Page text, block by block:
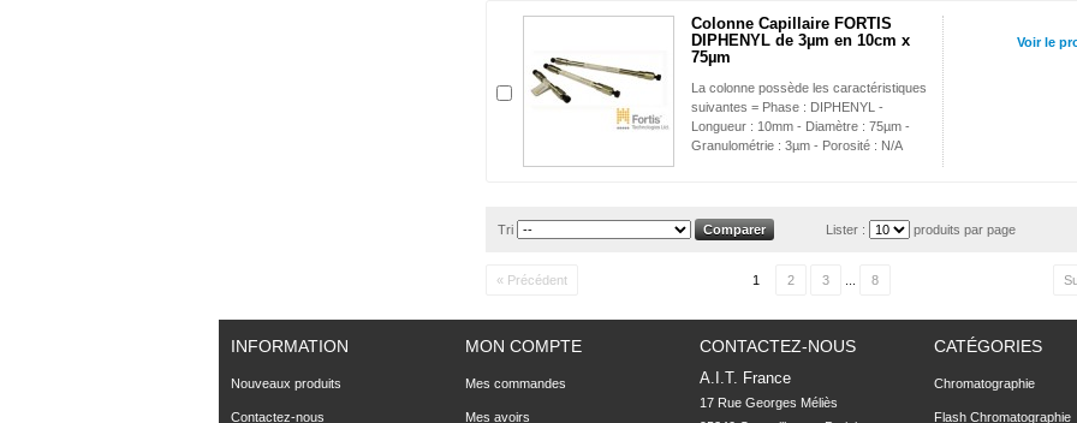
Colonne Capillaire FORTIS
DIPHENYL de 3µm en 10cm x
75µm
La colonne possède les caractéristiques
suivantes = Phase : DIPHENYL -
Longueur : 10mm - Diamètre : 75µm -
Granulométrie : 3µm - Porosité : N/A
Voir le
Tri Lister : produits par page
« Précédent 1 2 3 8
INFORMATION
Nouveaux produits
Contactez-nous
MON COMPTE
Mes commandes
Mes avoirs
CONTACTEZ-NOUS
A.I.T. France
17 Rue Georges Méliès
CATÉGORIES
Chromatographie
Flash Chromatographie